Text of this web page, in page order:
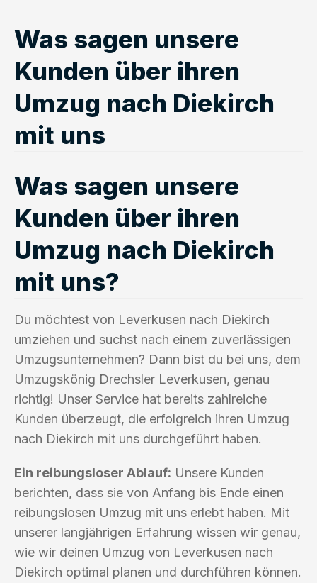
Was sagen unsere
Kunden über ihren
Umzug nach Diekirch
mit uns
Was sagen unsere
Kunden über ihren
Umzug nach Diekirch
mit uns?
Du möchtest von Leverkusen nach Diekirch
umziehen und suchst nach einem zuverlässigen
Umzugsunternehmen? Dann bist du bei uns, dem
Umzugskönig Drechsler Leverkusen, genau
richtig! Unser Service hat bereits zahlreiche
Kunden überzeugt, die erfolgreich ihren Umzug
nach Diekirch mit uns durchgeführt haben.
Ein reibungsloser Ablauf: Unsere Kunden
berichten, dass sie von Anfang bis Ende einen
reibungslosen Umzug mit uns erlebt haben. Mit
unserer langjährigen Erfahrung wissen wir genau,
wie wir deinen Umzug von Leverkusen nach
Diekirch optimal planen und durchführen können.